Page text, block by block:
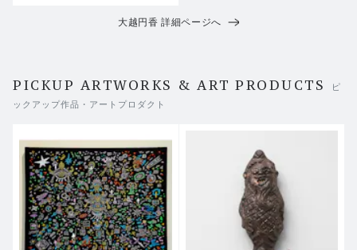
大越円香 詳細ページへ
PICKUP ARTWORKS & ART PRODUCTS
ピ
ックアップ作品・アートプロダクト